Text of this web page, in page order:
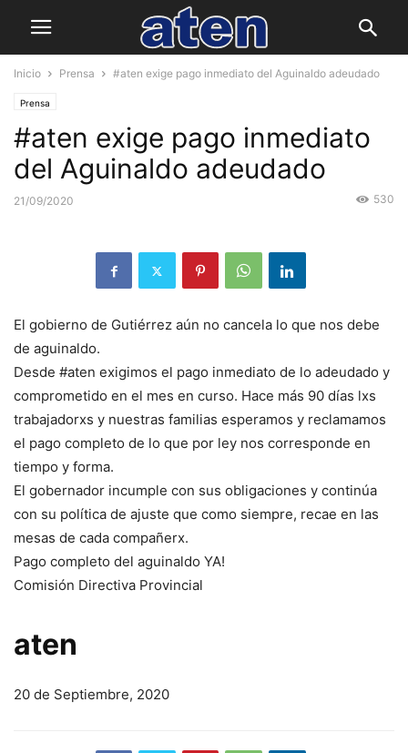
Inicio Prensa #aten exige pago inmediato del Aguinaldo adeudado
Prensa
#aten exige pago inmediato
del Aguinaldo adeudado
21/09/2020 530
El gobierno de Gutiérrez aún no cancela lo que nos debe
de aguinaldo.
Desde #aten exigimos el pago inmediato de lo adeudado y
comprometido en el mes en curso. Hace más 90 días lxs
trabajadorxs y nuestras familias esperamos y reclamamos
el pago completo de lo que por ley nos corresponde en
tiempo y forma.
El gobernador incumple con sus obligaciones y continúa
con su política de ajuste que como siempre, recae en las
mesas de cada compañerx.
Pago completo del aguinaldo YA!
Comisión Directiva Provincial
aten
20 de Septiembre, 2020